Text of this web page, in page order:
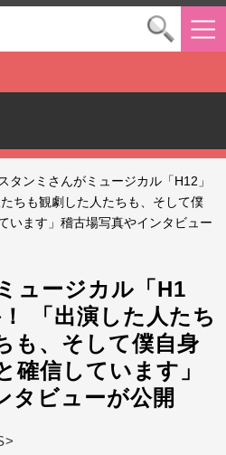
スタンミさんがミュージカル「H12」
ちも観劇した人たちも、そして僕
います」稽古場写真やインタビュー
ュージカル「H1
「出演した人たち
も、そして僕自身
確信しています」
タビューが公開